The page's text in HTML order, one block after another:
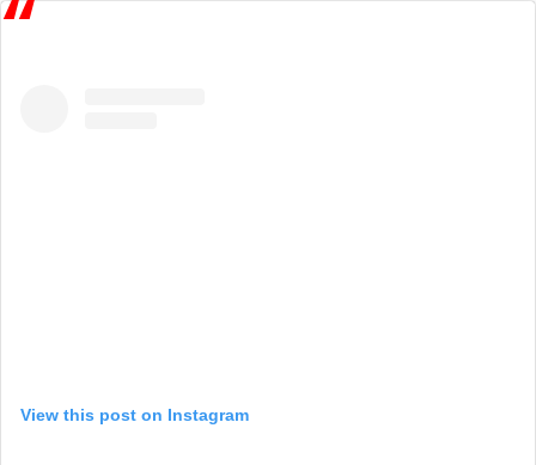
View this post on Instagram